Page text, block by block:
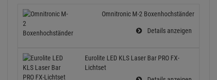
Omnitronic M-2 Boxenhochständer
Details anzeigen
Eurolite LED KLS Laser Bar PRO FX-
Lichtset